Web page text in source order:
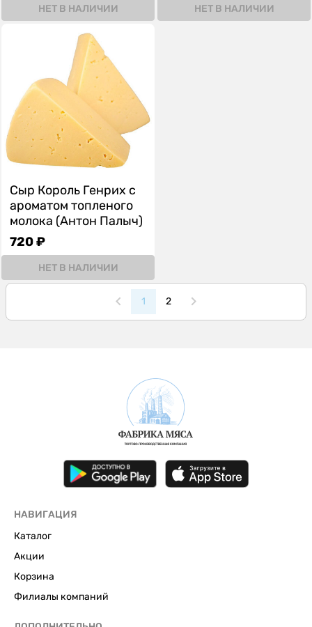
НЕТ В НАЛИЧИИ НЕТ В НАЛИЧИИ
Сыр Король Генрих с
ароматом топленого
молока (Антон Палыч)
720 ₽
НЕТ В НАЛИЧИИ
1 2
НАВИГАЦИЯ
Каталог
Акции
Корзина
Филиалы компаний